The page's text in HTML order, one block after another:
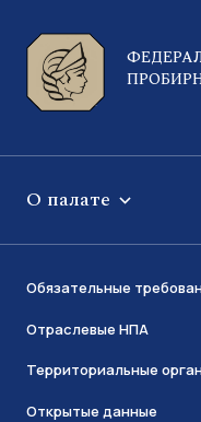
О палате
Обязательные
Отраслевые НПА
Территориальные
Открытые данные